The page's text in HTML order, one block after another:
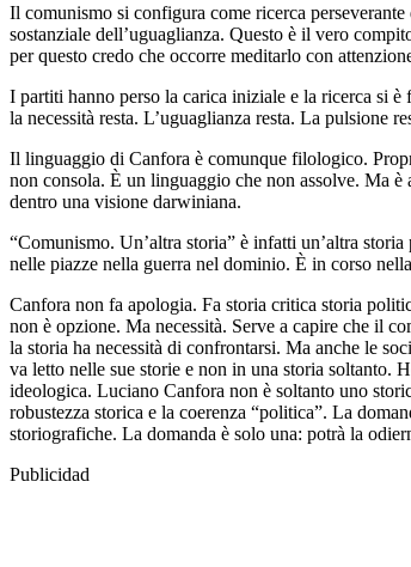
Il comunismo si configura come ricerca
sostanziale dell’uguaglianza. Questo è il vero
per questo credo che occorre meditarlo con
I partiti hanno perso la carica iniziale e la ricerca si
la necessità resta. L’uguaglianza resta. La pulsione
Il linguaggio di Canfora è comunque filologico.
non consola. È un linguaggio che non assolve. Ma
dentro una visione darwiniana.
“Comunismo. Un’altra storia” è infatti un’altra
nelle piazze nella guerra nel dominio. È in corso
Canfora non fa apologia. Fa storia critica storia
non è opzione. Ma necessità. Serve a capire che il
la storia ha necessità di confrontarsi. Ma anche le
va letto nelle sue storie e non in una storia soltanto.
ideologica. Luciano Canfora non è soltanto uno
robustezza storica e la coerenza “politica”. La
storiografiche. La domanda è solo una: potrà la
Publicidad